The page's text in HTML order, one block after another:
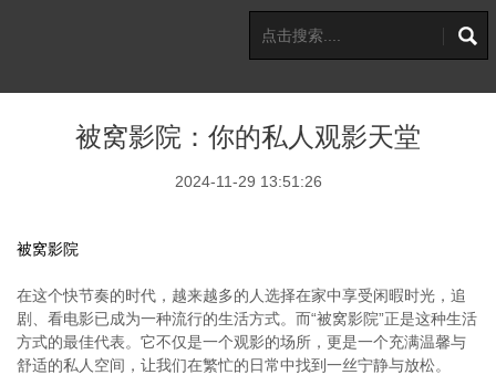
被窝影院：你的私人观影天堂
2024-11-29 13:51:26
被窝影院
在这个快节奏的时代，越来越多的人选择在家中享受闲暇时光，追
剧、看电影已成为一种流行的生活方式。而“被窝影院”正是这种生活
方式的最佳代表。它不仅是一个观影的场所，更是一个充满温馨与
舒适的私人空间，让我们在繁忙的日常中找到一丝宁静与放松。